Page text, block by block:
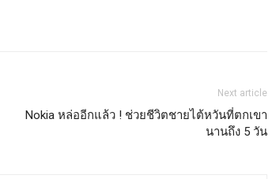
Next article
Nokia หล่ออีกแล้ว ! ช่วยชีวิตชายไต้หวันที่ตกเขา
นานถึง 5 วัน